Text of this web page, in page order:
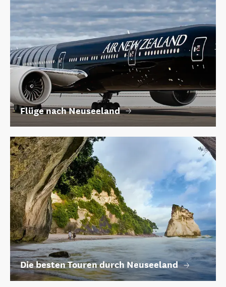
Flüge nach Neuseeland
Die besten Touren durch Neuseeland